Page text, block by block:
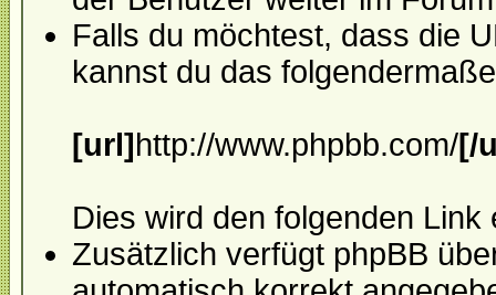
Falls du möchtest, dass die
kannst du das
[url]http://www.phpbb.com/[/
Dies wird den folgenden
Zusätzlich verfügt phpBB